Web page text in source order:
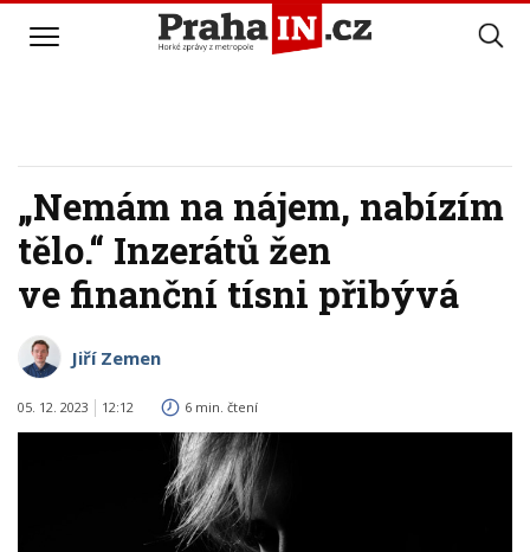
„Nemám na nájem, nabízím
tělo.“ Inzerátů žen
ve finanční tísni přibývá
Jiří Zemen
05. 12. 2023 12:12 6 min. čtení